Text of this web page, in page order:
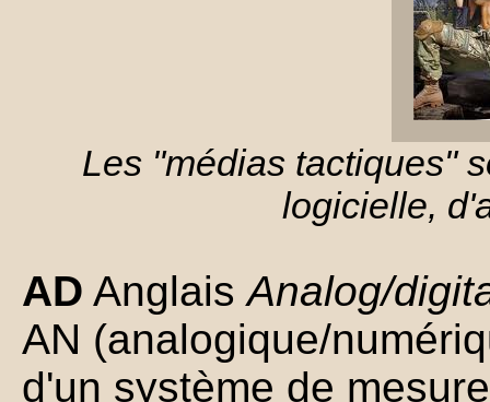
Les "médias tactiques"
logicielle,
AD AnglaisAnalog/
AN (analogique/
d'un système de